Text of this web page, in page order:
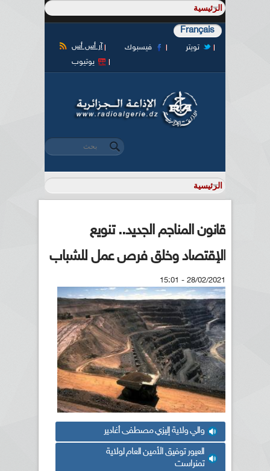
Français
آر أس أس فيسبوك
تويتر
يوتيوب
استمارة البحث
‏بحث ‏
قانون المناجم الجديد.. تنويع
الإقتصاد وخلق فرص عمل للشباب
28/02/2021 - 15:01
والي ولاية إليزي مصطفى أغادير
العيور توفيق الأمين العام لولاية
تمنراست